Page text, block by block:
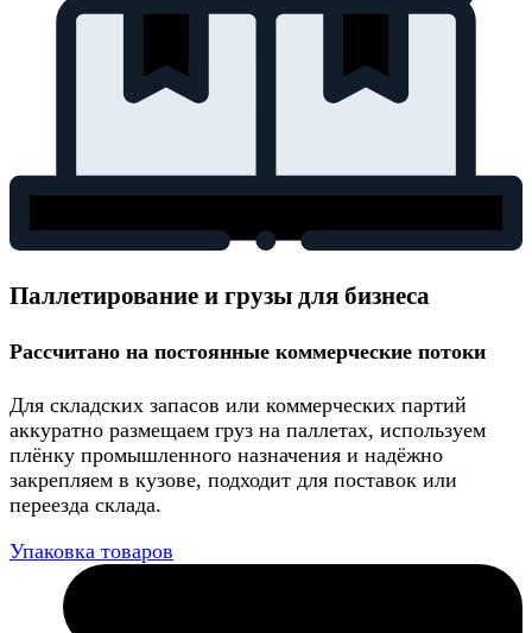
Паллетирование и грузы для бизнеса
Рассчитано на постоянные коммерческие потоки
Для складских запасов или коммерческих партий
аккуратно размещаем груз на паллетах, используем
плёнку промышленного назначения и надёжно
закрепляем в кузове, подходит для поставок или
переезда склада.
Упаковка товаров